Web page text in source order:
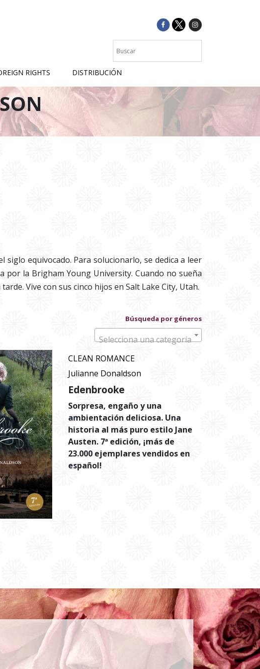
RIGHTS DISTRIBUCIÓN
siglo equivocado. Para solucionarlo, se dedica a leer
por la Brigham Young University. Cuando no sueña
Vive con sus cinco hijos en Salt Lake City, Utah.
Búsqueda por géneros
Selecciona una categoría
CLEAN ROMANCE
Julianne Donaldson
Edenbrooke
Sorpresa, engaño y una
ambientación deliciosa. Una
historia al más puro estilo Jane
Austen. 7ª edición, ¡más de
23.000 ejemplares vendidos en
español!